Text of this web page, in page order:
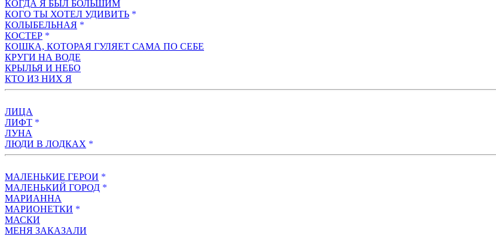
КОГДА Я БЫЛ БОЛЬШИМ
КОГО ТЫ ХОТЕЛ УДИВИТЬ *
КОЛЫБЕЛЬНАЯ *
КОСТЕР *
КОШКА, КОТОРАЯ ГУЛЯЕТ САМА ПО СЕБЕ
КРУГИ НА ВОДЕ
КРЫЛЬЯ И НЕБО
КТО ИЗ НИХ Я
ЛИЦА
ЛИФТ *
ЛУHA
ЛЮДИ В ЛОДКАХ *
МАЛЕНЬКИЕ ГЕРОИ *
МАЛЕНЬКИЙ ГОРОД *
МАРИАННА
МАРИОНЕТКИ *
МАСКИ
МЕНЯ ЗАКАЗАЛИ